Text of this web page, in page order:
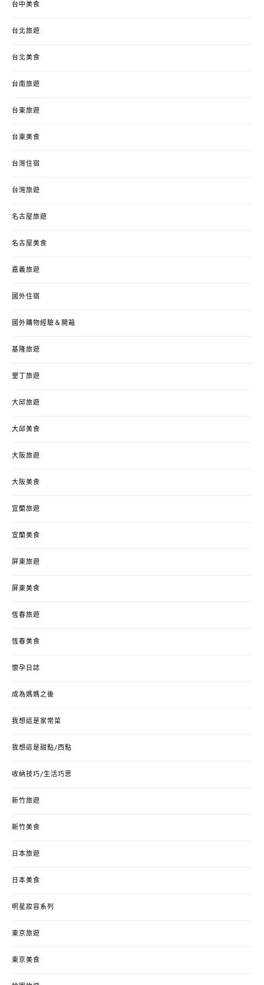
台中美食
台北旅遊
台北美食
台南旅遊
台東旅遊
台東美食
台灣住宿
台灣旅遊
名古屋旅遊
名古屋美食
嘉義旅遊
國外住宿
國外購物經驗＆開箱
基隆旅遊
墾丁旅遊
大邱旅遊
大邱美食
大阪旅遊
大阪美食
宜蘭旅遊
宜蘭美食
屏東旅遊
屏東美食
恆春旅遊
恆春美食
懷孕日誌
成為媽媽之後
我想這是家常菜
我想這是甜點/西點
收納技巧/生活巧思
新竹旅遊
新竹美食
日本旅遊
日本美食
明星妝容系列
東京旅遊
東京美食